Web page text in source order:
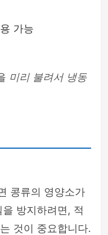
가능
미리 불려서 냉동
콩류의 영양소가
방지하려면, 적
것이 중요합니다.